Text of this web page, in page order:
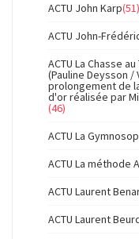
ACTU John Karp(51)
ACTU John-
ACTU La Chasse
(Pauline Deysson /
prolongement de
d'or réalisée par
(46)
ACTU La
ACTU La méthode
ACTU Laurent
ACTU Laurent